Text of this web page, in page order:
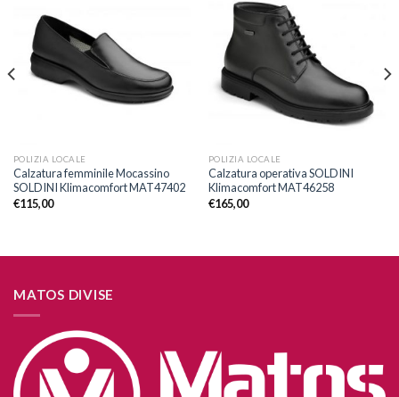
POLIZIA LOCALE
Calzatura femminile Mocassino
SOLDINI Klimacomfort MAT47402
€115,00
POLIZIA LOCALE
Calzatura operativa SOLDINI
Klimacomfort MAT46258
€165,00
MATOS DIVISE